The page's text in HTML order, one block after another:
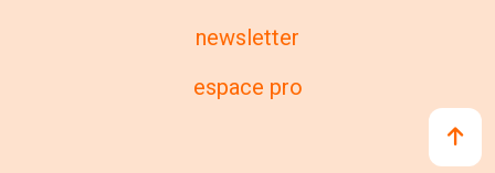
newsletter
espace pro